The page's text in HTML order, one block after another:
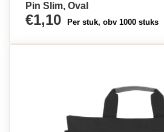
Pin Slim, Oval
€1,10 Per stuk, obv 1000 stuks